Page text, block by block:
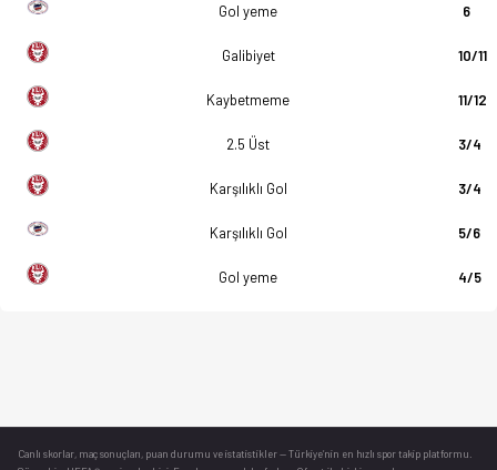
Gol yeme 6
Galibiyet 10/11
Kaybetmeme 11/12
2.5 Üst 3/4
Karşılıklı Gol 3/4
Karşılıklı Gol 5/6
Gol yeme 4/5
Canlı skorlar , maç sonuçları, puan durumu ve istatistikler — Türkiye’nin en hızlı spor takip platformu.